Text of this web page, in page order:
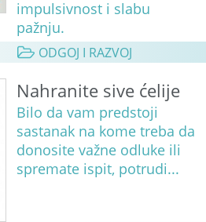
impulsivnost i slabu
pažnju.
ODGOJ I RAZVOJ
Nahranite sive ćelije
Bilo da vam predstoji
sastanak na kome treba da
donosite važne odluke ili
spremate ispit, potrudi...